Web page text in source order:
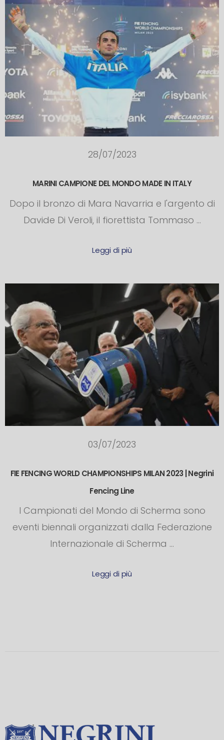
28/07/2023
MARINI CAMPIONE DEL MONDO MADE IN ITALY
Dopo il bronzo di Mara Navarria e l'argento di
Davide Di Veroli, il fiorettista Tommaso ...
Leggi di più
03/07/2023
FIE FENCING WORLD CHAMPIONSHIPS MILAN 2023 | Negrini
Fencing Line
I Campionati del Mondo di Scherma sono
eventi biennali organizzati dalla Federazione
Internazionale di Scherma ...
Leggi di più